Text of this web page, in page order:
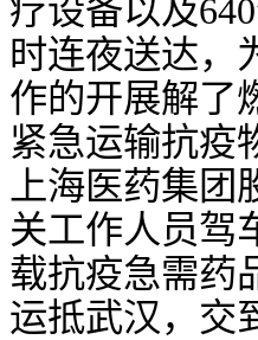
疗设备以及
时连夜送达，
作的开展解了
紧急运输抗疫
上海医药集
关工作人员驾
载抗疫急需药
运抵武汉，交